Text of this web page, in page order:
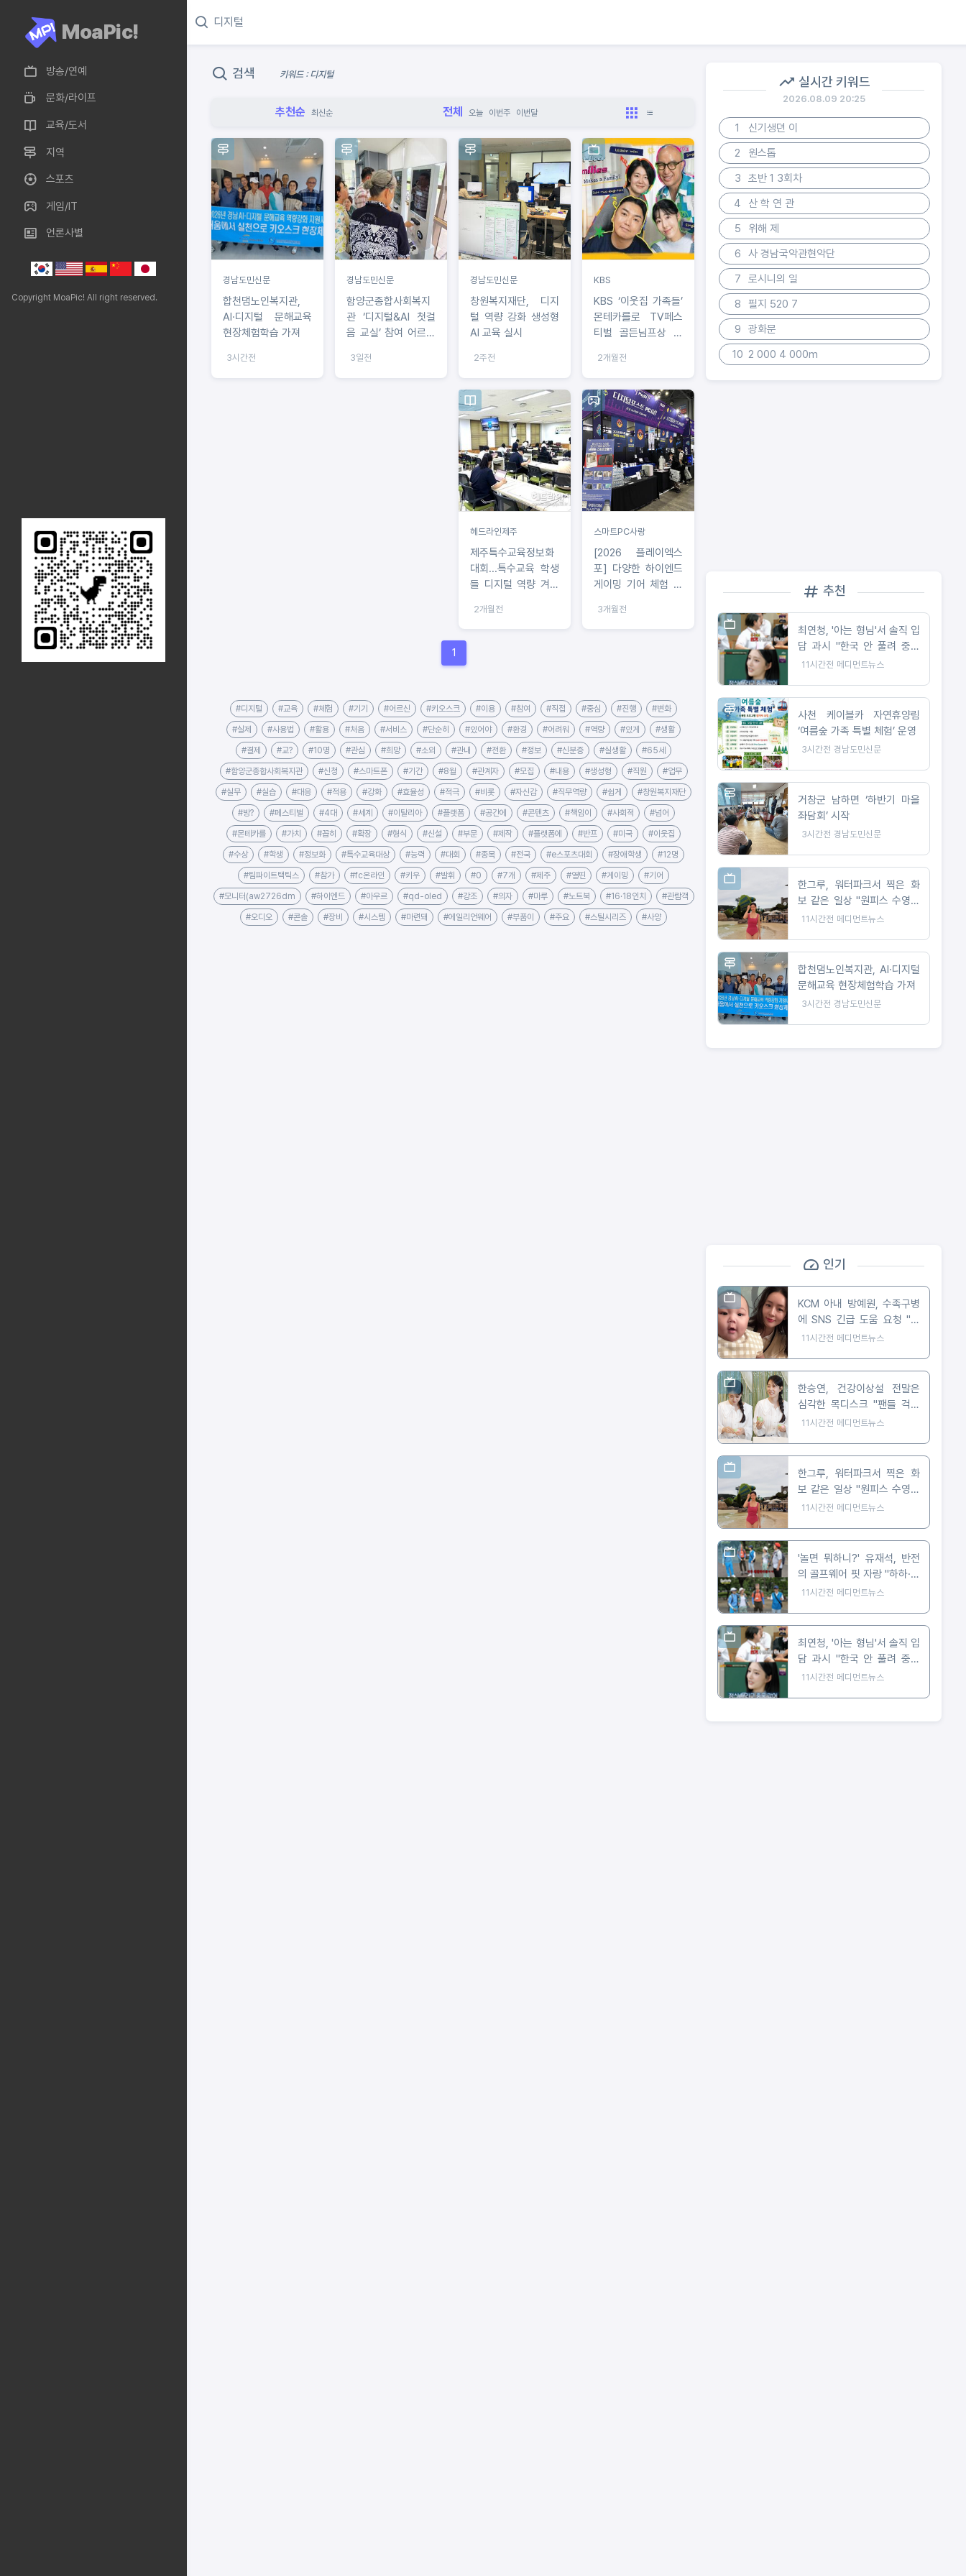
MoaPic!
방송/연예
문화/라이프
교육/도서
지역
스포츠
게임/IT
언론사별
Copyright MoaPic! All right reserved.
검색 키워드 : 디지털
추천순 최신순 전체 오늘 이번주 이번달
경남도민신문
합천댐노인복지관,
AI·디지털 문해교육
현장체험학습 가져
3시간전
경남도민신문
함양군종합사회복지
관 ‘디지털&AI 첫걸
음 교실’ 참여 어르신
3일전
경남도민신문
창원복지재단, 디지
털 역량 강화 생성형
AI 교육 실시
2주전
KBS
KBS ‘이웃집 가족들’
몬테카를로 TV페스
티벌 골든님프상 디
수상
2개월전
헤드라인제주
제주특수교육정보화
대회...특수교육 학생
들 디지털 역량 겨뤘
2개월전
스마트PC사랑
[2026 플레이엑스
포] 다양한 하이엔드
게이밍 기어 체험 가
PC사랑' 부스
3개월전
1
#디지털 #교육 #체험 #기기 #어르신 #키오스크 #이용 #참여 #직접 #중심 #진행 #변화
#실제 #사용법 #활용 #처음 #서비스 #단순히 #있어야 #환경 #어려워 #역량 #있게 #생활
#결제 #교? #10명 #관심 #희망 #소외 #관내 #전환 #정보 #신분증 #실생활 #65세
#함양군종합사회복지관 #신청 #스마트폰 #기간 #8월 #관계자 #모집 #내용 #생성형 #직원 #업무
#실무 #실습 #대응 #적용 #강화 #효율성 #적극 #비롯 #자신감 #직무역량 #쉽게 #창원복지재단
#방? #페스티벌 #4대 #세계 #이탈리아 #플랫폼 #공간에 #콘텐츠 #책임이 #사회적 #넘어
#몬테카를 #가치 #꼽히 #확장 #형식 #신설 #부문 #제작 #플랫폼에 #반프 #미국 #이웃집
#수상 #학생 #정보화 #특수교육대상 #능력 #대회 #종목 #전국 #e스포츠대회 #장애학생 #12명
#팀파이트택틱스 #참가 #fc온라인 #키우 #발휘 #0 #7개 #제주 #열띤 #게이밍 #기어
#모니터(aw2726dm #하이엔드 #아우르 #qd-oled #강조 #의자 #마루 #노트북 #16·18인치 #관람객
#오디오 #콘솔 #장비 #시스템 #마련돼 #에일리언웨어 #부품이 #주요 #스틸시리즈 #사양
실시간 키워드
2026.08.09 20:25
1
신기생뎐 이
2
원스톱
3
초반 1 3회차
4
산 학 연 관
5
위해 제
6
사 경남국악관현악단
7
로시니의 일
8
필지 520 7
9
광화문
10 2 000 4 000m
추천
최연청, '아는 형님'서 솔직 입
담 과시 "한국 안 풀려 중국
진출, 650만 팔로워 대박"
11시간전 메디먼트뉴스
사천 케이블카 자연휴양림
‘여름숲 가족 특별 체험’ 운영
3시간전 경남도민신문
거창군 남하면 ‘하반기 마을
좌담회’ 시작
3시간전 경남도민신문
한그루, 워터파크서 찍은 화
보 같은 일상 "원피스 수영복
으로 뽐낸 완벽 비율"
11시간전 메디먼트뉴스
합천댐노인복지관, AI·디지털
문해교육 현장체험학습 가져
3시간전 경남도민신문
인기
KCM 아내 방예원, 수족구병
에 SNS 긴급 도움 요청 "생
후 8개월 아들, 발진에 마음
11시간전 메디먼트뉴스
한승연, 건강이상설 전말은
심각한 목디스크 "팬들 걱정
샀던 손 떨림"
11시간전 메디먼트뉴스
한그루, 워터파크서 찍은 화
보 같은 일상 "원피스 수영복
으로 뽐낸 완벽 비율"
11시간전 메디먼트뉴스
'놀면 뭐하니?' 유재석, 반전
의 골프웨어 핏 자랑 "하하·허
경환 덕분에 훤칠"
11시간전 메디먼트뉴스
최연청, '아는 형님'서 솔직 입
담 과시 "한국 안 풀려 중국
진출, 650만 팔로워 대박"
11시간전 메디먼트뉴스